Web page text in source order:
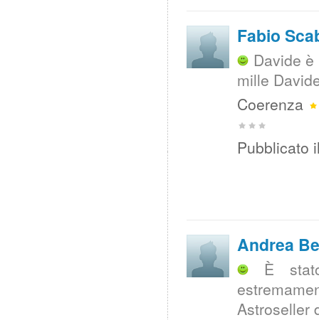
Fabio
Davide
mille
Coerenza
Pubblicato
Andrea
È
Astroseller